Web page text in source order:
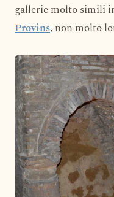
gallerie molto simili
Provins, non molto